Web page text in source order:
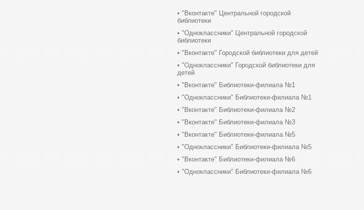
"Вконтакте" Центральной городской
библиотеки
"Одноклассники" Центральной городской
библиотеки
"Вконтакте" Городской библиотеки для детей
"Одноклассники" Городской библиотеки для
детей
"Вконтакте" Библиотеки-филиала №1
"Одноклассники" Библиотеки-филиала №1
"Вконтакте" Библиотеки-филиала №2
"Вконтакте" Библиотеки-филиала №3
"Вконтакте" Библиотеки-филиала №5
"Одноклассники" Библиотеки-филиала №5
"Вконтакте" Библиотеки-филиала №6
"Одноклассники" Библиотеки-филиала №6